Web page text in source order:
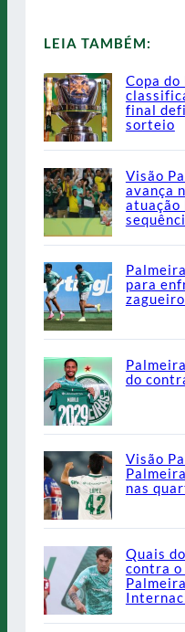
LEIA TAMBÉM:
Copa
final
sorteio
Visão
avança
atuação
para
do
Visão
nas
Quais
contra